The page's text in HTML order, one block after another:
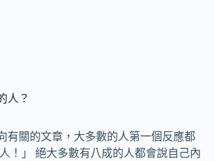
人？
有關的文章，大多數的人第一個反應都
！」 絕大多數有八成的人都會說自己內